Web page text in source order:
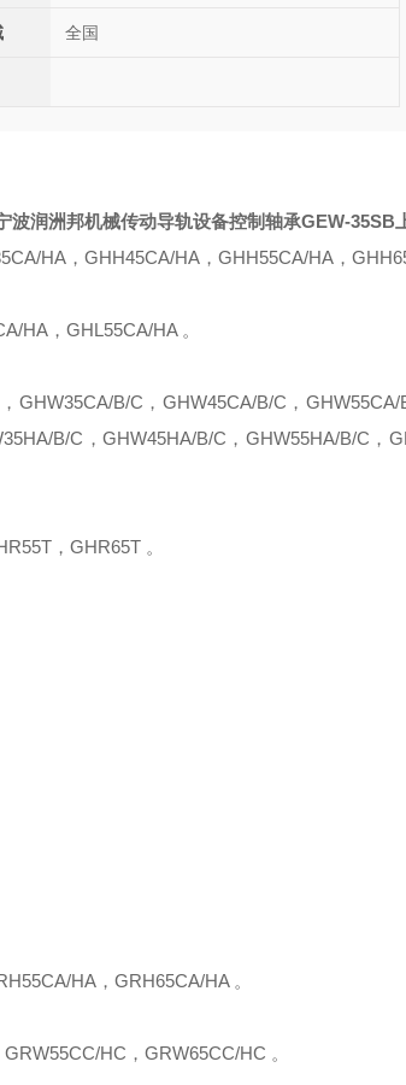
全国
波润洲邦机械传动导轨设备控制轴承GEW-35SB
/HA ，GHH45CA/HA ，GHH55CA/HA ，
/HA ，GHL 55CA/HA 。
， GHW35CA/B/C ， GHW45CA/B/C ， GHW55CA/
/B/C ，GHW45HA/B/C， GHW55HA/B/C ，
，GHR65T 。
H55CA/HA ，GRH65CA/HA 。
GRW55CC/HC ，GRW65CC/HC 。